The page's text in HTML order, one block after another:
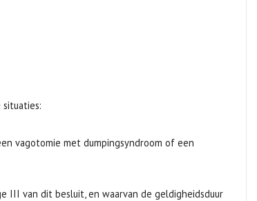
vagotomie met dumpingsyndroom of een
III van dit besluit, en waarvan de geldigheidsduur